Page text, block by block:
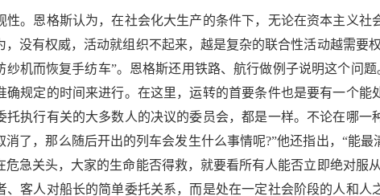
恩格斯认为，在社会化大生产的条件下，无论在资本主义社
，没有权威，活动就组织不起来，越是复杂的联合性活动越需要
纱机而恢复手纺车”。恩格斯还用铁路、航行做例子说明这个问
确规定的时间来进行。在这里，运转的首要条件也是要有一个
托执行有关的大多数人的决议的委员会，都是一样。不论在哪
消了，那么随后开出的列车会发生什么事情呢?”他还指出，“能
危急关头，大家的生命能否得救，就要看所有人能否立即绝对
、客人对船长的简单委托关系，而是处在一定社会阶段的人和